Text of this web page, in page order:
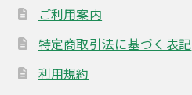
ご利用案内
特定商取引法に基づく表記
利用規約